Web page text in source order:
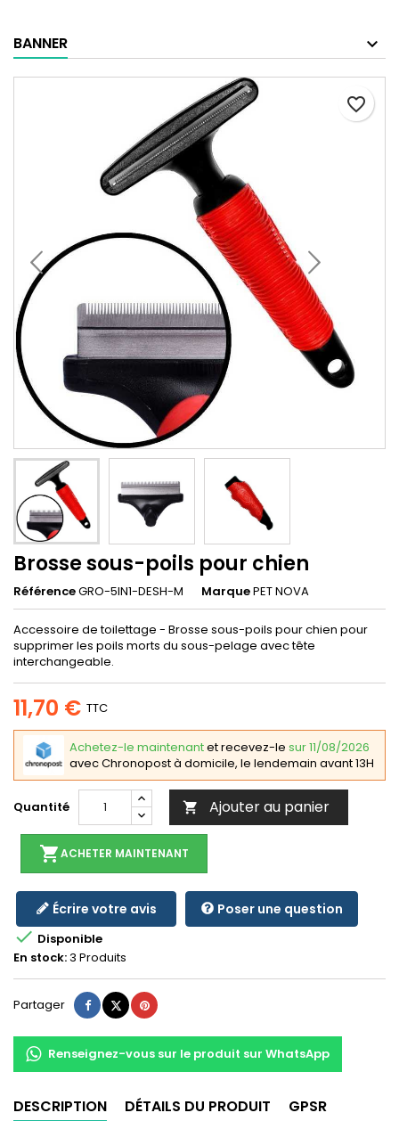
BANNER
Brosse sous-poils pour chien
RéférenceGRO-5IN1-DESH-M MarquePET NOVA
Accessoire de toilettage - Brosse sous-poils pour chien pour
supprimer les poils morts du sous-pelage avec tête
interchangeable.
11,70 € TTC
Achetez-le maintenantet recevez-le sur 11/08/2026
avec Chronopost à domicile, le lendemain avant 13H
Quantité  Ajouter au panier
favorite_border
shopping_cartACHETER MAINTENANT
Écrire votre avis Poser une question
 Disponible
En stock:3 Produits
Partager Partager
TweetPinterest
Renseignez-vous sur le produit sur WhatsApp
DESCRIPTION DÉTAILS DU PRODUIT GPSR